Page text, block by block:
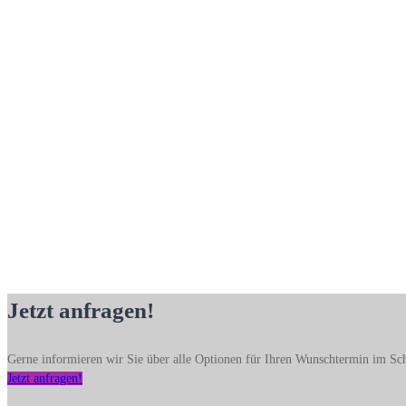
Jetzt anfragen!
Gerne informieren wir Sie über alle Optionen für Ihren Wunschtermin im
Jetzt anfragen!